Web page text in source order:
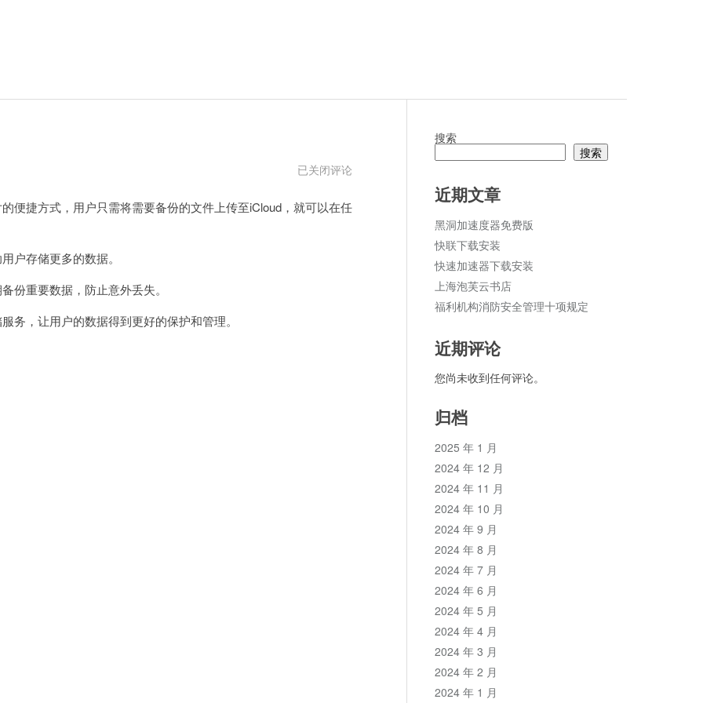
icloud
到
已关闭评论
捷方式，用户只需将需要备份的文件上传至iCloud，就可以在任
存储更多的数据。
重要数据，防止意外丢失。
，让用户的数据得到更好的保护和管理。
搜索
搜索
近期文章
黑洞加速度器免费版
快联下载安装
快速加速器下载安装
上海泡芙云书店
福利机构消防安全管理十项规定
近期评论
您尚未收到任何评论。
归档
2025 年 1 月
2024 年 12 月
2024 年 11 月
2024 年 10 月
2024 年 9 月
2024 年 8 月
2024 年 7 月
2024 年 6 月
2024 年 5 月
2024 年 4 月
2024 年 3 月
2024 年 2 月
2024 年 1 月